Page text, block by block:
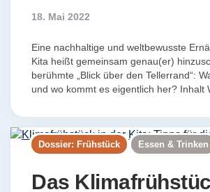
18. Mai 2022
Eine nachhaltige und weltbewusste
Kita heißt gemeinsam genau(er)
berühmte „Blick über den Tellerrand“:
und wo kommt es eigentlich her? Inhalt
Dossier: Frühstück Essen & Trinken
Das